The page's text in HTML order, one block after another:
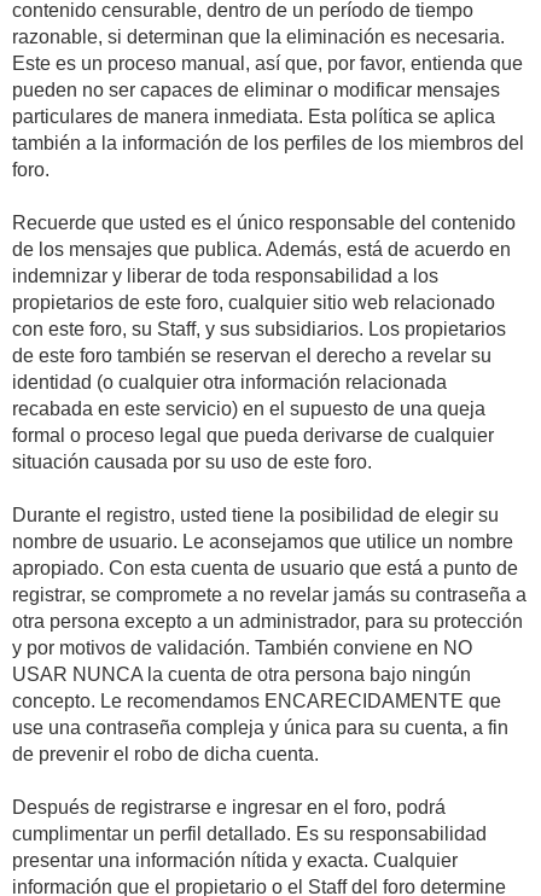
contenido censurable, dentro de un período de tiempo
razonable, si determinan que la eliminación es necesaria.
Este es un proceso manual, así que, por favor, entienda que
pueden no ser capaces de eliminar o modificar mensajes
particulares de manera inmediata. Esta política se aplica
también a la información de los perfiles de los miembros del
foro.
Recuerde que usted es el único responsable del contenido
de los mensajes que publica. Además, está de acuerdo en
indemnizar y liberar de toda responsabilidad a los
propietarios de este foro, cualquier sitio web relacionado
con este foro, su Staff, y sus subsidiarios. Los propietarios
de este foro también se reservan el derecho a revelar su
identidad (o cualquier otra información relacionada
recabada en este servicio) en el supuesto de una queja
formal o proceso legal que pueda derivarse de cualquier
situación causada por su uso de este foro.
Durante el registro, usted tiene la posibilidad de elegir su
nombre de usuario. Le aconsejamos que utilice un nombre
apropiado. Con esta cuenta de usuario que está a punto de
registrar, se compromete a no revelar jamás su contraseña a
otra persona excepto a un administrador, para su protección
y por motivos de validación. También conviene en NO
USAR NUNCA la cuenta de otra persona bajo ningún
concepto. Le recomendamos ENCARECIDAMENTE que
use una contraseña compleja y única para su cuenta, a fin
de prevenir el robo de dicha cuenta.
Después de registrarse e ingresar en el foro, podrá
cumplimentar un perfil detallado. Es su responsabilidad
presentar una información nítida y exacta. Cualquier
información que el propietario o el Staff del foro determine